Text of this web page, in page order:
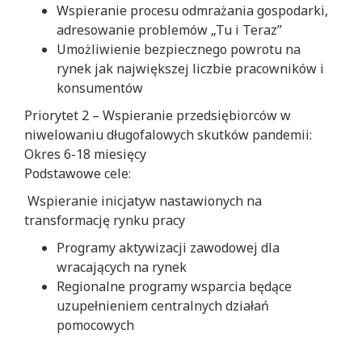
Wspieranie procesu odmrażania gospodarki,
adresowanie problemów „Tu i Teraz”
Umożliwienie bezpiecznego powrotu na
rynek jak największej liczbie pracowników i
konsumentów
Priorytet 2 – Wspieranie przedsiębiorców w
niwelowaniu długofalowych skutków pandemii:
Okres 6-18 miesięcy
Podstawowe cele:
Wspieranie inicjatyw nastawionych na
transformację rynku pracy
Programy aktywizacji zawodowej dla
wracających na rynek
Regionalne programy wsparcia będące
uzupełnieniem centralnych działań
pomocowych